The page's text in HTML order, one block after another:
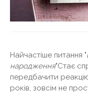
Найчастіше питання "
народження"Стає
передбачити
років, зовсім не